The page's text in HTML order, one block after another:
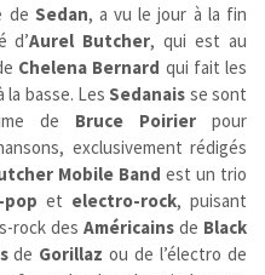
de Sedan, a vu le jour à la fin
d’Aurel Butcher, qui est au
Chelena Bernard qui fait les
la basse. LesSedanais se sont
de Bruce Poirier pour
exclusivement rédigés
Mobile Band est un trio
et electro-rock, puisant
rock desAméricains de Black
de Gorillaz ou de l’électro de